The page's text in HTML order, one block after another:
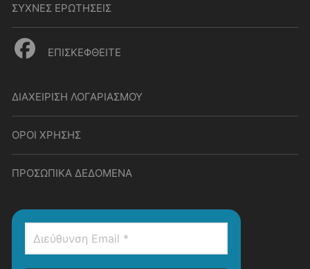
ΣΥΧΝΕΣ ΕΡΩΤΗΣΕΙΣ
ΕΠΙΣΚΕΦΘΕΙΤΕ
ΔΙΑΧΕΙΡΙΣΗ ΛΟΓΑΡΙΑΣΜΟΥ
ΟΡΟΙ ΧΡΗΣΗΣ
ΠΡΟΣΩΠΙΚΑ ΔΕΔΟΜΕΝΑ